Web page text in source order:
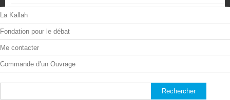
La Kallah
Fondation pour le débat
Me contacter
Commande d’un Ouvrage